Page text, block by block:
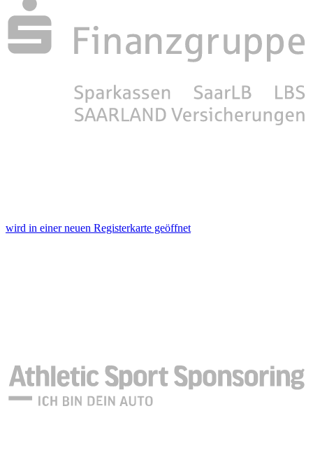
wird in einer neuen Registerkarte geöffnet